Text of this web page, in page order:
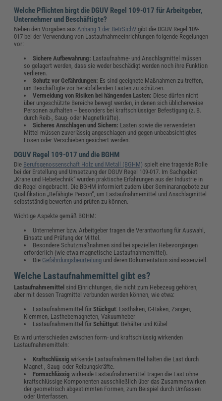
Welche Pflichten birgt die DGUV Regel 109-017 für Arbeitgeber,
Unternehmer und Beschäftigte?
Neben den Vorgaben ausAnhang 1 der BetrSichV gibt die DGUV Regel 109-
017 bei der Verwendung von Lastaufnahmeeinrichtungen folgende Regelungen
vor:
Sichere Aufbewahrung: Lastaufnahme- und Anschlagmittel müssen
so gelagert werden, dass sie weder beschädigt werden noch ihre Funktion
verlieren.
Schutz vor Gefährdungen: Es sind geeignete Maßnahmen zu treffen,
um Beschäftigte vor herabfallenden Lasten zu schützen.
Vermeidung von Risiken bei hängenden Lasten: Diese dürfen nicht
über ungeschützte Bereiche bewegt werden, in denen sich üblicherweise
Personen aufhalten – besonders bei kraftschlüssiger Befestigung (z. B.
durch Reib-, Saug- oder Magnetkräfte).
Sicheres Anschlagen und Sichern: Lasten sowie die verwendeten
Mittel müssen zuverlässig angeschlagen und gegen unbeabsichtigtes
Lösen oder Verschieben gesichert werden.
DGUV Regel 109-017 und die BGHM
Die Berufsgenossenschaft Holz und Metall (BGHM) spielt eine tragende Rolle
bei der Erstellung und Umsetzung der DGUV Regel 109-017. Im Sachgebiet
„Krane und Hebetechnik“ wurden praktische Erfahrungen aus der Industrie in
die Regel eingebracht. Die BGHM informiert zudem über Seminarangebote zur
Qualifikation „Befähigte Person“, um Lastaufnahmemittel und Anschlagmittel
selbstständig bewerten und prüfen zu können.
Wichtige Aspekte gemäß BGHM:
Unternehmer bzw. Arbeitgeber tragen die Verantwortung für Auswahl,
Einsatz und Prüfung der Mittel.
Besondere Schutzmaßnahmen sind bei speziellen Hebevorgängen
erforderlich (wie etwa magnetische Lastaufnahmemittel).
Die Gefährdungsbeurteilung und deren Dokumentation sind essenziell.
Welche Lastaufnahmemittel gibt es?
Lastaufnahmemittel sind Einrichtungen, die nicht zum Hebezeug gehören,
aber mit dessen Tragmittel verbunden werden können, wie etwa:
Lastaufnahmemittel für Stückgut: Lasthaken, C-Haken, Zangen,
Klemmen, Lasthebemagneten, Vakuumheber
Lastaufnahmemittel für Schüttgut: Behälter und Kübel
Es wird unterschieden zwischen form- und kraftschlüssig wirkenden
Lastaufnahmemitteln:
Kraftschlüssig wirkende Lastaufnahmemittel halten die Last durch
Magnet-, Saug- oder Reibungskräfte.
Formschlüssig wirkende Lastaufnahmemittel tragen die Last ohne
kraftschlüssige Komponenten ausschließlich über das Zusammenwirken
der geometrisch abgestimmten Formen, zum Beispiel durch Umfassen
oder Unterfassen.